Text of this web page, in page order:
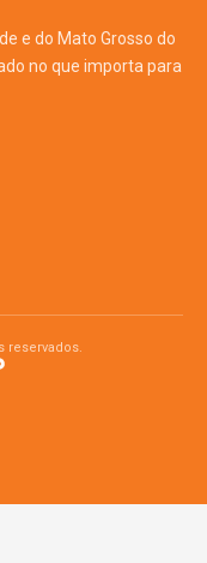
e do Mato Grosso do
no que importa para
reservados.